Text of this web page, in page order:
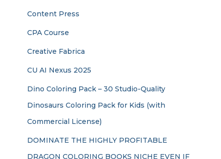
Content Press
CPA Course
Creative Fabrica
CU AI Nexus 2025
Dino Coloring Pack – 30 Studio-Quality
Dinosaurs Coloring Pack for Kids (with
Commercial License)
DOMINATE THE HIGHLY PROFITABLE
DRAGON COLORING BOOKS NICHE EVEN IF